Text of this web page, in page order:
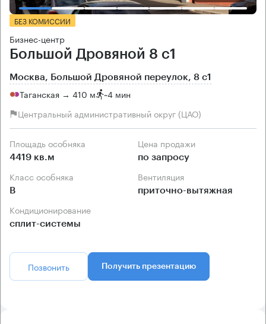
БЕЗ КОМИССИИ
Бизнес-центр
Большой Дровяной 8 с1
Москва, Большой Дровяной переулок, 8 с1
Таганская → 410 м ~4 мин
Центральный административный округ (ЦАО)
Площадь особняка
4419 кв.м
Цена продажи
по запросу
Класс особняка
B
Вентиляция
приточно-вытяжная
Кондиционирование
сплит-системы
Позвонить Получить презентацию